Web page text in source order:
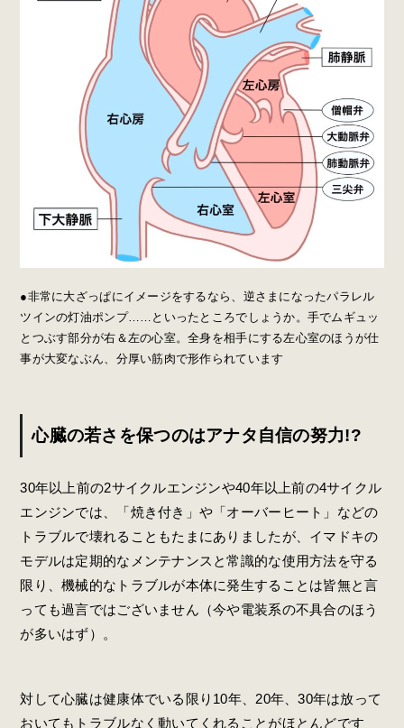
●非常に大ざっぱにイメージをするなら、逆さまになったパラレル
ツインの灯油ポンプ……といったところでしょうか。手でムギュッ
とつぶす部分が右＆左の心室。全身を相手にする左心室のほうが仕
事が大変なぶん、分厚い筋肉で形作られています
心臓の若さを保つのはアナタ自信の努力!?
30年以上前の2サイクルエンジンや40年以上前の4サイクル
エンジンでは、「焼き付き」や「オーバーヒート」などの
トラブルで壊れることもたまにありましたが、イマドキの
モデルは定期的なメンテナンスと常識的な使用方法を守る
限り、機械的なトラブルが本体に発生することは皆無と言
っても過言ではございません（今や電装系の不具合のほう
が多いはず）。
対して心臓は健康体でいる限り10年、20年、30年は放って
おいてもトラブルなく動いてくれることがほとんどです